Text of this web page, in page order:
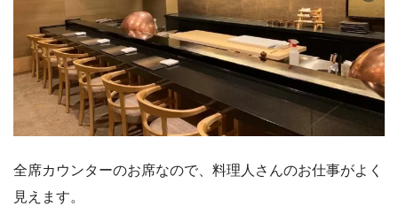
全席カウンターのお席なので、料理人さんのお仕事がよく
見えます。